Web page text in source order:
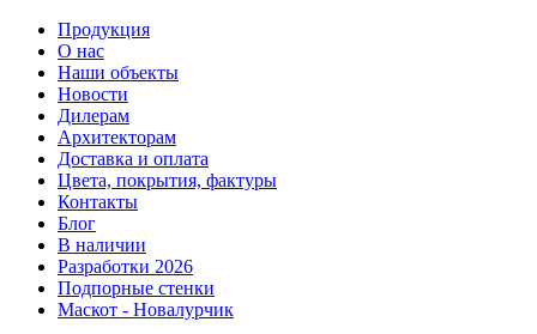
Продукция
О нас
Наши объекты
Новости
Дилерам
Архитекторам
Доставка и оплата
Цвета, покрытия, фактуры
Контакты
Блог
В наличии
Разработки 2026
Подпорные стенки
Маскот - Новалурчик